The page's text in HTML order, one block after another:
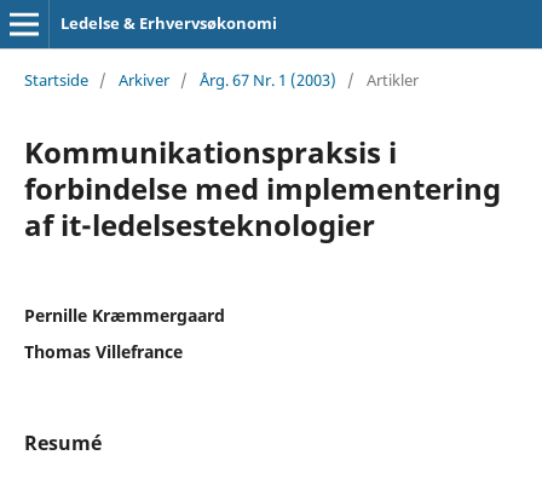
Ledelse & Erhvervsøkonomi
Startside / Arkiver / Årg. 67 Nr. 1 (2003) / Artikler
Kommunikationspraksis i
forbindelse med implementering
af it-ledelsesteknologier
Pernille Kræmmergaard
Thomas Villefrance
Resumé